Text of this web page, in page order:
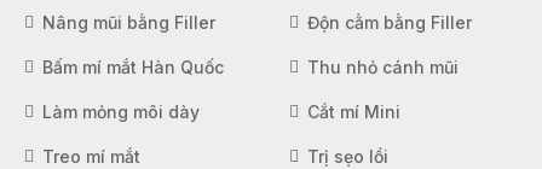
Nâng mũi bằng Filler Độn cằm bằng Filler
Bấm mí mắt Hàn Quốc Thu nhỏ cánh mũi
Làm mỏng môi dày Cắt mí Mini
Treo mí mắt Trị sẹo lồi